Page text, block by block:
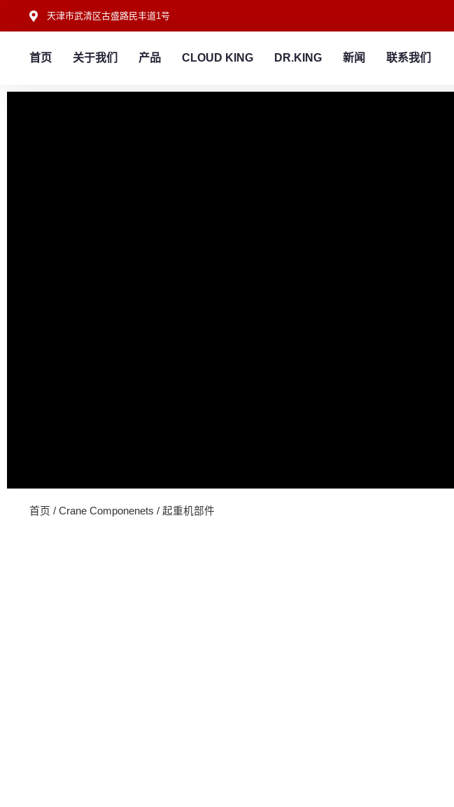
天津市武清区古盛路民丰道1号
首页 关于我们 产品 CLOUD KING DR.KING 新闻 联系我们
首页 / Crane Componenets / 起重机部件